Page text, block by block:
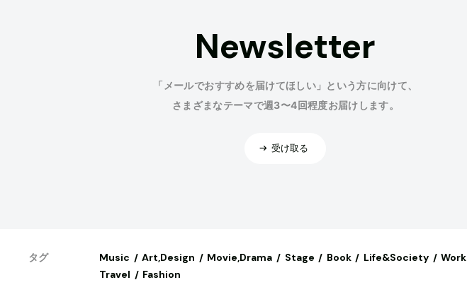
Newsletter
「メールでおすすめを届けてほしい」という方に向けて、
さまざまなテーマで週3〜4回程度お届けします。
受け取る
タグ Music Art,Design Movie,Drama Stage Book Life&Society
Work
Travel
Fashion